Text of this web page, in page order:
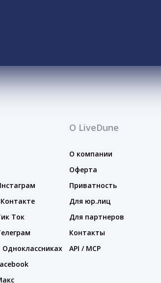
Ток
Одноклассниках
О LiveDune
О компании
Оферта
Приватность
Для юр.лиц
Для партнеров
Контакты
API / MCP